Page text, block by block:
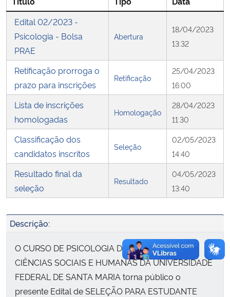
Ministério da Mulher, da Família e dos Direitos Humanos
Secretaria-Geral
Secretaria de Governo
Gabinete de Segurança Institucional
Advocacia-Geral da União
Banco Central do Brasil
Planalto
Edital 02/2023 -
Psicologia - Bolsa
PRAE
Abertura
18/04/2023
13:32
Retificação prorroga o
prazo para inscrições
Retificação
25/04/2023
16:00
Lista de inscrições
homologadas
Homologação
28/04/2023
11:30
Classificação dos
candidatos inscritos
Seleção
02/05/2023
14:40
Resultado final da
seleção
Resultado
04/05/2023
13:40
Descrição:
O CURSO DE PSICOLOGIA DO CENTRO DE
CIÊNCIAS SOCIAIS E HUMANAS DA UNIVERSIDADE
FEDERAL DE SANTA MARIA torna público o
presente Edital de SELEÇÃO PARA ESTUDANTE